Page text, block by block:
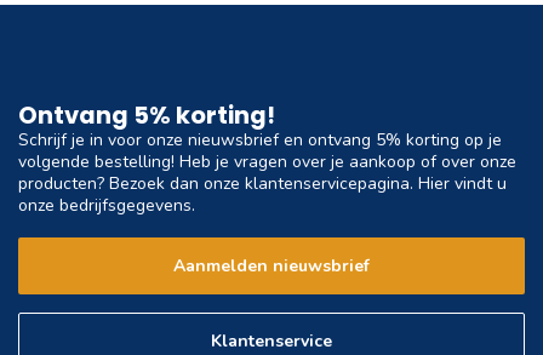
Ontvang 5% korting!
Schrijf je in voor onze nieuwsbrief en ontvang 5% korting op je
volgende bestelling! Heb je vragen over je aankoop of over onze
producten? Bezoek dan onze klantenservicepagina. Hier vindt u
onze bedrijfsgegevens.
Aanmelden nieuwsbrief
Klantenservice